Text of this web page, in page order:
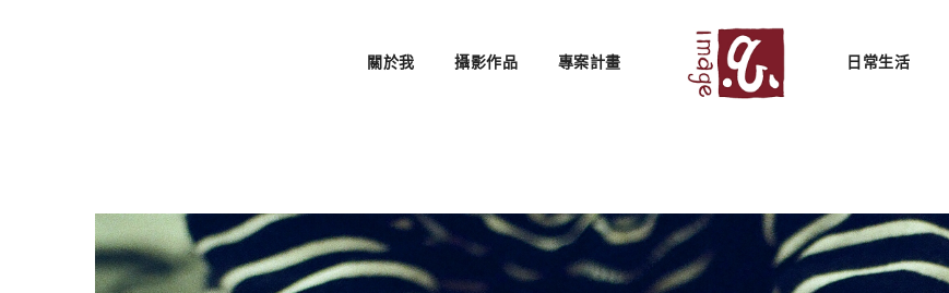
關於我 攝影作品 專案計畫 日常生活